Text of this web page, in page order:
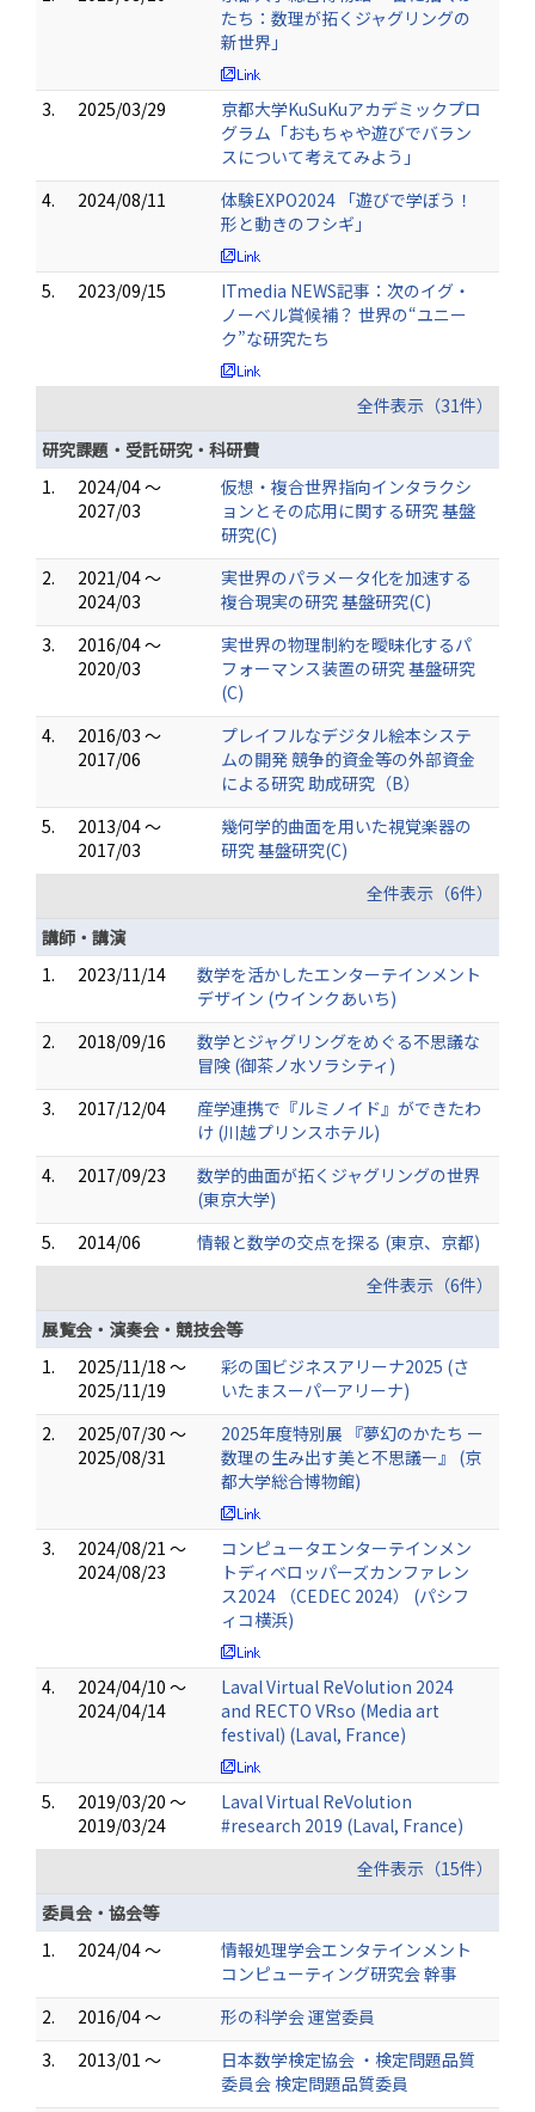
たち：数理が拓くジャグリングの
新世界」
3. 2025/03/29
京都大学KuSuKuアカデミックプロ
グラム「おもちゃや遊びでバラン
スについて考えてみよう」
4.
2024/08/11
体験EXPO2024 「遊びで学ぼう！
形と動きのフシギ」
5. 2023/09/15
ITmedia NEWS記事：次のイグ・
ノーベル賞候補？ 世界の“ユニー
ク”な研究たち
全件表示（31件）
研究課題・受託研究・科研費
1.
2024/04 ～
2027/03
仮想・複合世界指向インタラクシ
ョンとその応用に関する研究 基盤
研究(C)
2.
2021/04 ～
2024/03
実世界のパラメータ化を加速する
複合現実の研究 基盤研究(C)
3.
2016/04 ～
2020/03
実世界の物理制約を曖昧化するパ
フォーマンス装置の研究 基盤研究
(C)
4.
2016/03 ～
2017/06
プレイフルなデジタル絵本システ
ムの開発 競争的資金等の外部資金
による研究 助成研究（B）
5.
2013/04 ～
2017/03
幾何学的曲面を用いた視覚楽器の
研究 基盤研究(C)
全件表示（6件）
講師・講演
1.
2023/11/14
数学を活かしたエンターテインメント
デザイン (ウインクあいち)
2.
2018/09/16
数学とジャグリングをめぐる不思議な
冒険 (御茶ノ水ソラシティ)
3.
2017/12/04
産学連携で『ルミノイド』ができたわ
け (川越プリンスホテル)
4.
2017/09/23
数学的曲面が拓くジャグリングの世界
(東京大学)
5.
2014/06
情報と数学の交点を探る (東京、京都)
全件表示（6件）
展覧会・演奏会・競技会等
1.
2025/11/18 ～
2025/11/19
彩の国ビジネスアリーナ2025 (さ
いたまスーパーアリーナ)
2.
2025/07/30 ～
2025/08/31
2025年度特別展 『夢幻のかたち ー
数理の生み出す美と不思議ー』 (京
都大学総合博物館)
3.
2024/08/21 ～
2024/08/23
コンピュータエンターテインメン
トディベロッパーズカンファレン
ス2024 （CEDEC 2024） (パシフ
ィコ横浜)
4.
2024/04/10 ～
2024/04/14
Laval Virtual ReVolution 2024
and RECTO VRso (Media art
festival) (Laval, France)
5.
2019/03/20 ～
2019/03/24
Laval Virtual ReVolution
#research 2019 (Laval, France)
全件表示（15件）
委員会・協会等
1.
2024/04 ～
情報処理学会エンタテインメント
コンピューティング研究会 幹事
2.
2016/04 ～
形の科学会 運営委員
3.
2013/01 ～
日本数学検定協会 ・検定問題品質
委員会 検定問題品質委員